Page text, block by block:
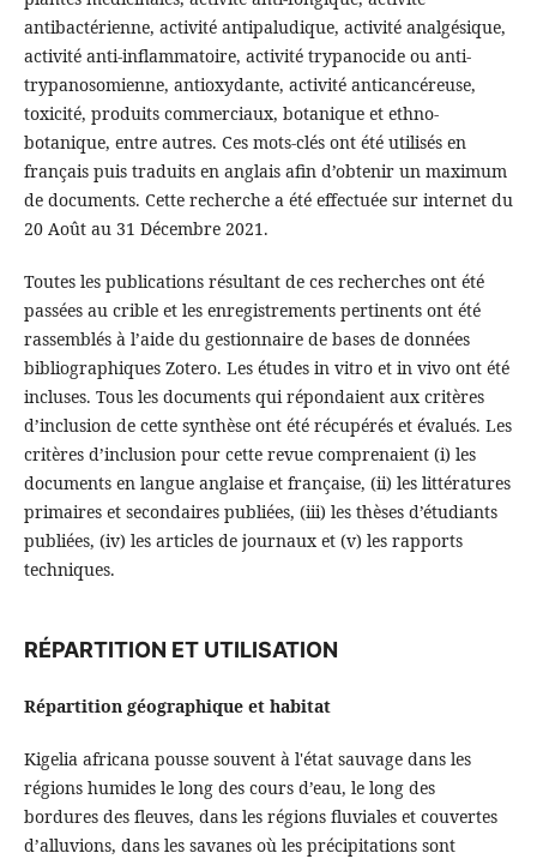
antibactérienne, activité antipaludique, activité analgésique,
activité anti-inflammatoire, activité trypanocide ou anti-
trypanosomienne, antioxydante, activité anticancéreuse,
toxicité, produits commerciaux, botanique et ethno-
botanique, entre autres. Ces mots-clés ont été utilisés en
français puis traduits en anglais afin d’obtenir un maximum
de documents. Cette recherche a été effectuée sur internet du
20 Août au 31 Décembre 2021.
Toutes les publications résultant de ces recherches ont été
passées au crible et les enregistrements pertinents ont été
rassemblés à l’aide du gestionnaire de bases de données
bibliographiques Zotero. Les études in vitro et in vivo ont été
incluses. Tous les documents qui répondaient aux critères
d’inclusion de cette synthèse ont été récupérés et évalués. Les
critères d’inclusion pour cette revue comprenaient (i) les
documents en langue anglaise et française, (ii) les littératures
primaires et secondaires publiées, (iii) les thèses d’étudiants
publiées, (iv) les articles de journaux et (v) les rapports
techniques.
RÉPARTITION ET UTILISATION
Répartition géographique et habitat
Kigelia africana pousse souvent à l'état sauvage dans les
régions humides le long des cours d’eau, le long des
bordures des fleuves, dans les régions fluviales et couvertes
d’alluvions, dans les savanes où les précipitations sont